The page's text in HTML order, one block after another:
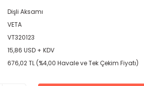
Dişli Aksamı
VETA
VT320123
15,86 USD + KDV
676,02 TL (%4,00 Havale ve Tek Çekim Fiyatı)